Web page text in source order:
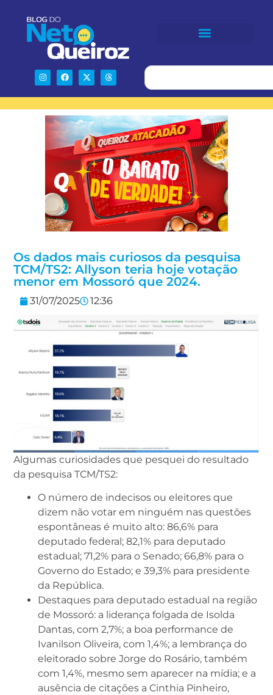
Os dados mais curiosos da pesquisa
TCM/TS2: Allyson teria hoje votação
menor em Mossoró que 2024.
31/07/2025 12:36
Algumas curiosidades que pesquei do resultado
da pesquisa TCM/TS2:
O número de indecisos ou eleitores que
dizem não votar em ninguém nas questões
espontâneas é muito alto: 86,6% para
deputado federal; 82,1% para deputado
estadual; 71,2% para o Senado; 66,8% para o
Governo do Estado; e 39,3% para presidente
da República.
Destaques para deputado estadual na região
de Mossoró: a liderança folgada de Isolda
Dantas, com 2,7%; a boa performance de
Ivanilson Oliveira, com 1,4%; a lembrança do
eleitorado sobre Jorge do Rosário, também
com 1,4%, mesmo sem aparecer na mídia; e a
ausência de citações a Cinthia Pinheiro,